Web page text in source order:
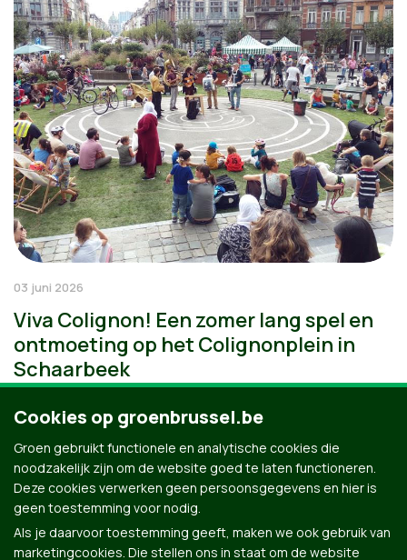
03 juni 2026
Viva Colignon! Een zomer lang spel en
ontmoeting op het Colignonplein in
Schaarbeek
Cookies op groenbrussel.be
Groen gebruikt functionele en analytische cookies die
noodzakelijk zijn om de website goed te laten functioneren.
Deze cookies verwerken geen persoonsgegevens en hier is
geen toestemming voor nodig.
Als je daarvoor toestemming geeft, maken we ook gebruik van
marketingcookies. Die stellen ons in staat om de website